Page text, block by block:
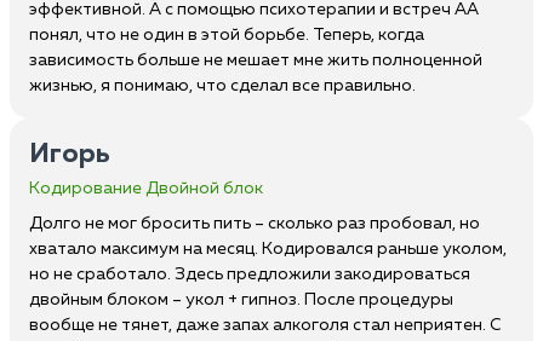
эффективной. А с помощью психотерапии и встреч АА
понял, что не один в этой борьбе. Теперь, когда
зависимость больше не мешает мне жить полноценной
жизнью, я понимаю, что сделал все правильно.
Игорь
Кодирование Двойной блок
Долго не мог бросить пить – сколько раз пробовал, но
хватало максимум на месяц. Кодировался раньше уколом,
но не сработало. Здесь предложили закодироваться
двойным блоком – укол + гипноз. После процедуры
вообще не тянет, даже запах алкоголя стал неприятен. С